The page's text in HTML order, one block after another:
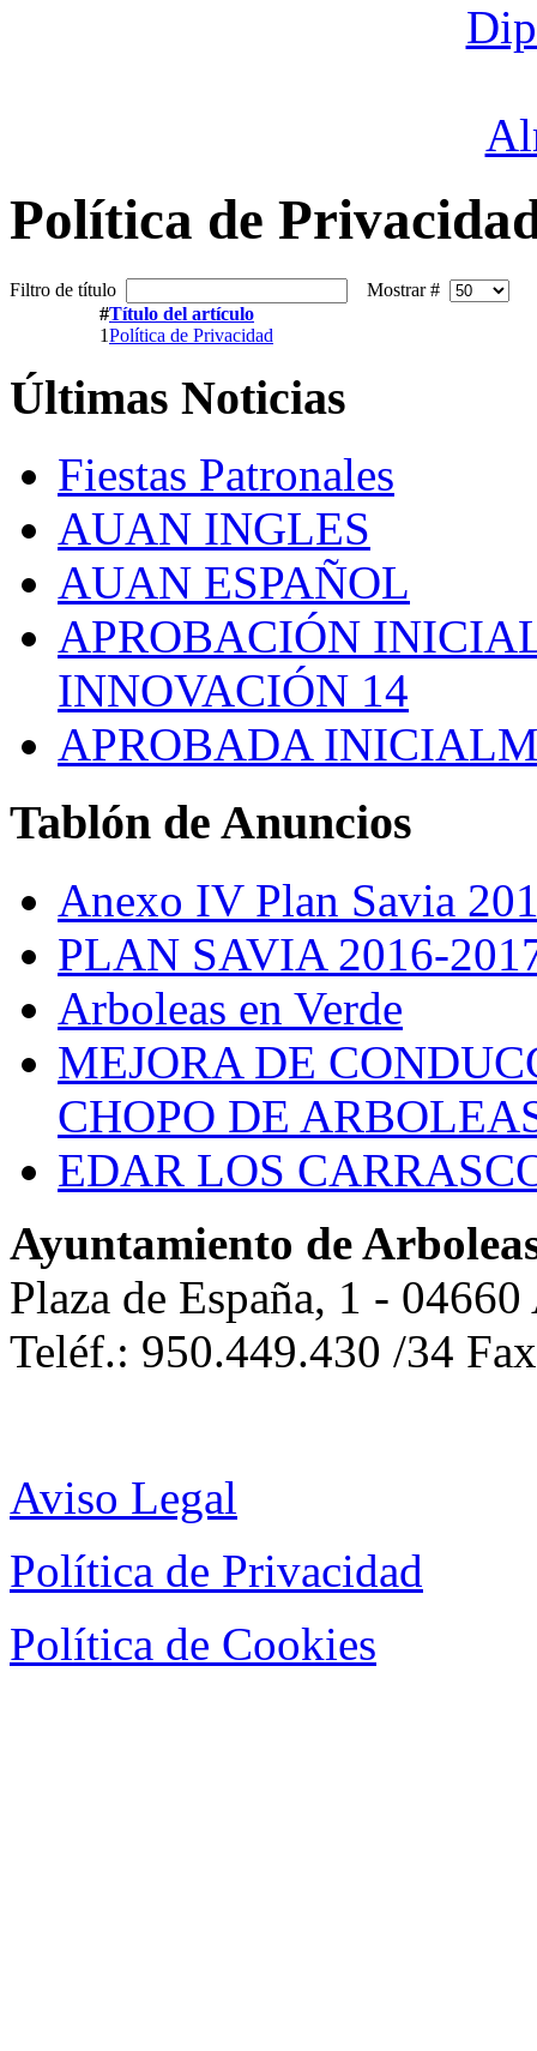
Política de
Filtro de título
Mostrar #
#Título del artículo
1Política de Privacidad
Últimas Noticias
Fiestas Patronales
AUAN INGLES
AUAN ESPAÑOL
APROBACIÓN
INNOVACIÓN 14
APROBADA
Tablón de Anuncios
Anexo IV Plan Savia
PLAN SAVIA 2016-
Arboleas en Verde
MEJORA DE
CHOPO DE
EDAR LOS
Ayuntamiento de
Plaza de España, 1 -
Teléf.: 950.449.430 /34
Aviso Legal
Política de Privacidad
Política de Cookies